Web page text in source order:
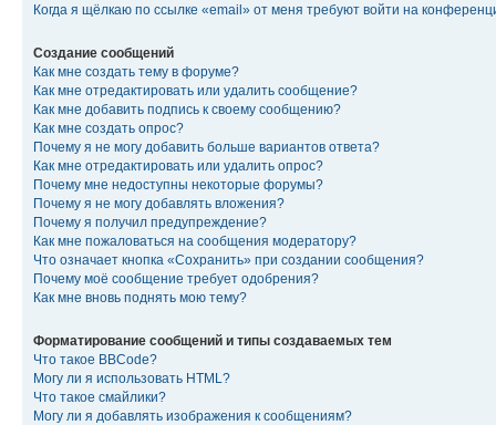
Когда я щёлкаю по ссылке «email» от меня требуют войти на
Создание сообщений
Как мне создать тему в форуме?
Как мне отредактировать или удалить сообщение?
Как мне добавить подпись к своему сообщению?
Как мне создать опрос?
Почему я не могу добавить больше вариантов ответа?
Как мне отредактировать или удалить опрос?
Почему мне недоступны некоторые форумы?
Почему я не могу добавлять вложения?
Почему я получил предупреждение?
Как мне пожаловаться на сообщения модератору?
Что означает кнопка «Сохранить» при создании сообщения?
Почему моё сообщение требует одобрения?
Как мне вновь поднять мою тему?
Форматирование сообщений и типы создаваемых тем
Что такое BBCode?
Могу ли я использовать HTML?
Что такое смайлики?
Могу ли я добавлять изображения к сообщениям?